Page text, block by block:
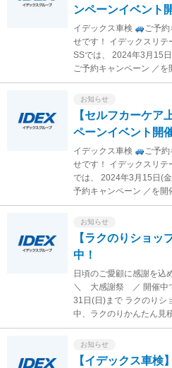
ンペーンイベント
イデックス車検
ご予
せです！ イデックスリ
SSでは、 2024年3月15
ご予約キャンペーン ／
お知らせ
【セルフカーケア
ペーンイベント開
イデックス車検
ご予
せです！ イデックスリ
では、 2024年3月15日(
予約キャンペーン ／を
お知らせ
【ラクのりショッ
中！
日頃のご愛顧に感謝を込
＼ 大感謝祭 ／ 開催中
31日(日)まで ラクのりシ
中、ラクのりかんたん
お知らせ
【イデックス車検